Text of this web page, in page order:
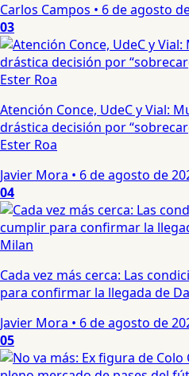
Carlos Campos • 6 de agosto
03
Atención Conce, UdeC y Vial:
drástica decisión por
Ester Roa
Javier Mora • 6 de agosto de
04
Cada vez más cerca: Las
para confirmar la llegada de
Javier Mora • 6 de agosto de
05